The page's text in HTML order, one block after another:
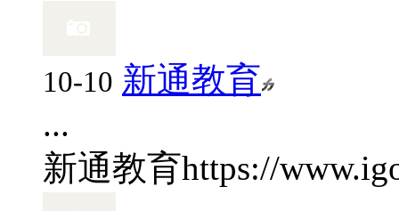
10-10 新通教育
...
新通教育https://